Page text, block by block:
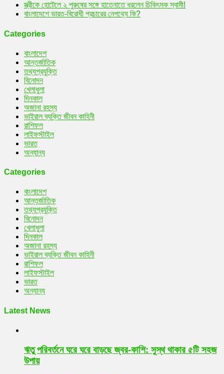
স্ত্রীকে হোটেলে ২ পুরুষের সঙ্গে হাতেনাতে ধরলেন চিকিৎসক স্বামী!
বাংলাদেশে ভারত-বিরোধী প্রচারের নেপথ্যে কি?
Categories
বাংলাদেশ
আন্তর্জাতিক
তথ্যপ্রযুক্তি
বিনোদন
খেলাধুলা
দিনকাল
অজানা রহস্য
ভাইরাল ব্যক্তি জীবন কাহিনী
রাশিফল
লাইফস্টাইল
ভারত
অন্যান্য
Categories
বাংলাদেশ
আন্তর্জাতিক
তথ্যপ্রযুক্তি
বিনোদন
খেলাধুলা
দিনকাল
অজানা রহস্য
ভাইরাল ব্যক্তি জীবন কাহিনী
রাশিফল
লাইফস্টাইল
ভারত
অন্যান্য
Latest News
ঋতু পরিবর্তনে ঘরে ঘরে বাড়ছে জ্বর-কাশি: সুস্থ থাকার ৫টি সহজ
উপায়